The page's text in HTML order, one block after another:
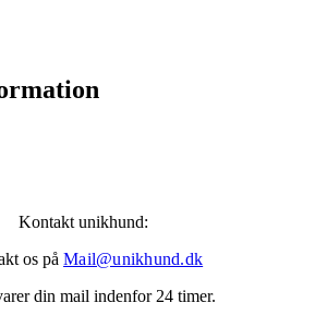
Kontakt unikhund:
os på Mail@unikhund.dk
din mail indenfor 24 timer.